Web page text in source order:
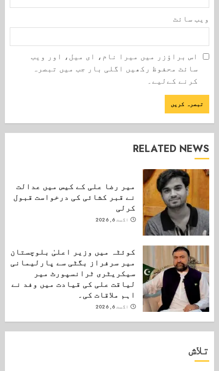
ویب‌ سائٹ
اس براؤزر میں میرا نام، ای میل، اور ویب
سائٹ محفوظ رکھیں اگلی بار جب میں تبصرہ
کرنے کےلیے۔
RELATED NEWS
میر رضا علی کے کیس میں عدالت
نے قبر کشائی کی درخواست قبول
کرلی
اگست 6, 2026
کوئٹہ میں وزیر اعلیٰ بلوچستان
میر سرفراز بگٹی سے پارلیمانی
سیکریٹری ٹرانسپورٹ میر
لیاقت علی کی قیادت میں وفد نے
اہم ملاقات کی۔
اگست 6, 2026
تلاش